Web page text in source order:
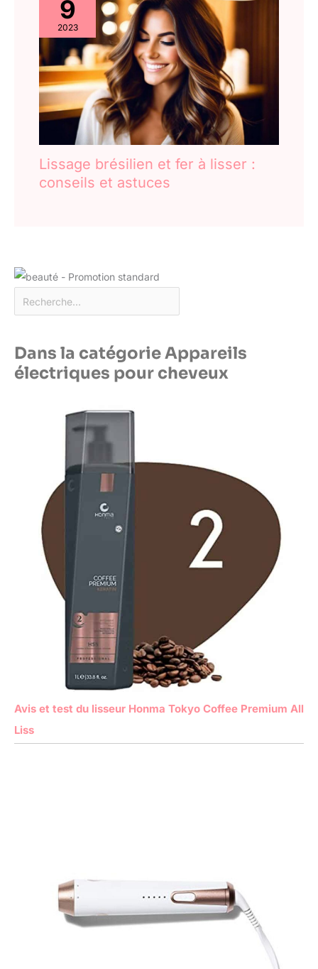
9
2023
Lissage brésilien et fer à lisser :
conseils et astuces
Dans la catégorie Appareils
électriques pour cheveux
Avis et test du lisseur Honma Tokyo Coffee Premium All
Liss